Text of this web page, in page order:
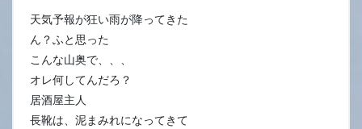
天気予報が狂い雨が降ってきた
ん？ふと思った
こんな山奥で、、、
オレ何してんだろ？
居酒屋主人
長靴は、泥まみれになってきて